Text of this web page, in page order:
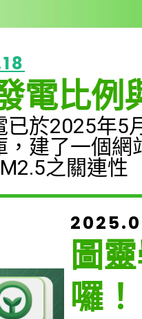
電比例
已於2025年5
，建了一個
之關連性
圖
囉！